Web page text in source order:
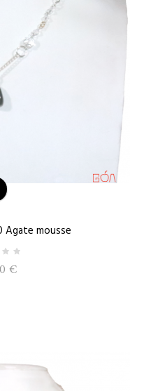
Agate mousse
€